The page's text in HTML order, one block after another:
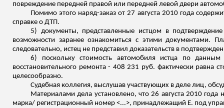
повреждение передней правой или передней левой двери
Помимо этого наряд-заказ от 27 августа 2010 года
справке о ДТП.
5) документы, представленные истцом в
возможности заранее ознакомиться с этими документами.
следовательно, истец не представил доказательств в
6) поскольку стоимость автомобиля истца по
восстановительного ремонта - 408 231 руб. фактически равна
целесообразно.
Судебная коллегия, выслушав участвующих в деле лиц,
Материалами дела установлено, что 26 августа 2010
марка/ регистрационный номер <...>, принадлежащий Е. под